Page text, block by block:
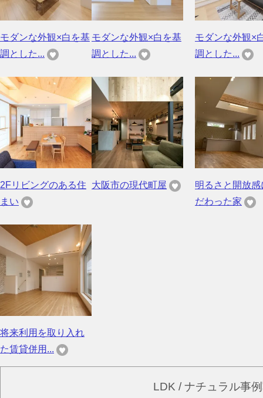
モダンな外観×白を基
調とした...
モダンな外観×白を基
調とした...
モダンな外観×
調とした...
2Fリビングのある住
まい
大阪市の現代町屋
明るさと開放感
だわった家
将来利用を取り入れ
た賃貸併用...
LDK / ナチュラル事